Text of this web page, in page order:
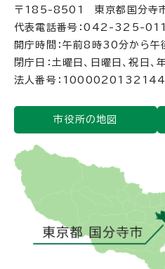
〒185-8501 東京都国分寺
代表電話番号：042-325-0111
開庁時間：午前8時30分から午
閉庁日：土曜日、日曜日、祝日、
法人番号：1000020132144
市役所の地図